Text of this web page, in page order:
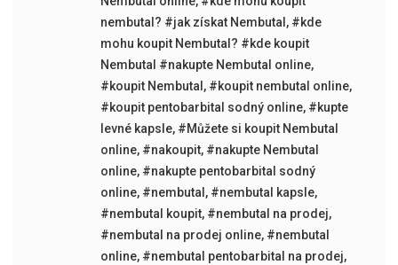
nembutal? #jak získat Nembutal , #kde
mohu koupit Nembutal? #kde koupit
Nembutal #nakupte Nembutal online,
#koupit Nembutal , #koupit nembutal online,
#koupit pentobarbital sodný online, #kupte
levné kapsle, #Můžete si koupit Nembutal
online, #nakoupit, #nakupte Nembutal
online, #nakupte pentobarbital sodný
online, #nembutal , #nembutal kapsle,
#nembutal koupit, #nembutal na prodej,
#nembutal na prodej online, #nembutal
online, #nembutal pentobarbital na prodej,